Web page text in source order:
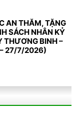
AN THĂM, TẶNG
SÁCH NHÂN KỶ
THƯƠNG BINH –
27/7/2026)